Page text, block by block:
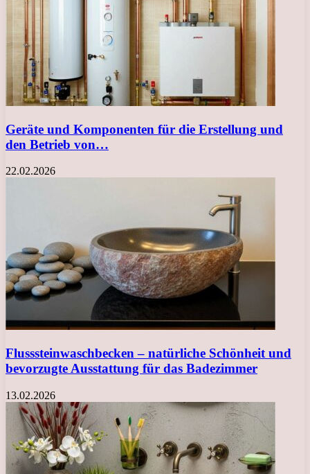
Geräte und Komponenten für die Erstellung und
den Betrieb von…
22.02.2026
Flusssteinwaschbecken – natürliche Schönheit und
bevorzugte Ausstattung für das Badezimmer
13.02.2026